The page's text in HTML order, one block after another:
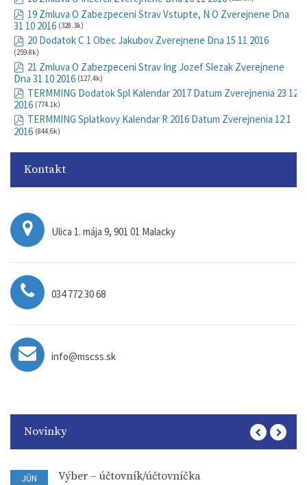
19 Zmluva O Zabezpeceni Strav Vstupte, N O Zverejnene Dna
31 10 2016 (328.3k)
20 Dodatok C 1 Obec Jakubov Zverejnene Dna 15 11 2016
(259.8k)
21 Zmluva O Zabezpeceni Strav Ing Jozef Slezak Zverejnene
Dna 31 10 2016 (127.4k)
TERMMING Dodatok Spl Kalendar 2017 Datum Zverejnenia 23 12
2016 (774.1k)
TERMMING Splatkovy Kalendar R 2016 Datum Zverejnenia 12 1
2016 (844.6k)
Kontakt
Ulica 1. mája 9, 901 01 Malacky
034 772 30 68
info@mscss.sk
Novinky
JÚN Výber – účtovník/účtovníčka